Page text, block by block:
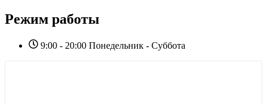
Режим работы
9:00 - 20:00 Понедельник - Суббота